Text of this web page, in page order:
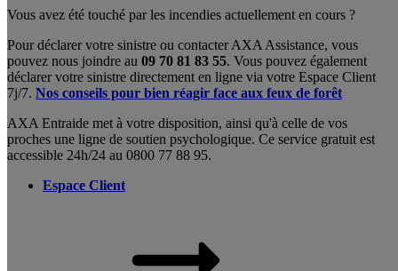
Vous avez été touché par les incendies actuellement en cours ?
Pour déclarer votre sinistre ou contacter AXA Assistance, vous
pouvez nous joindre au 09 70 81 83 55. Vous pouvez également
déclarer votre sinistre directement en ligne via votre Espace Client
7j/7. Nos conseils pour bien réagir face aux feux de forêt
AXA Entraide met à votre disposition, ainsi qu'à celle de vos
proches une ligne de soutien psychologique. Ce service gratuit est
accessible 24h/24 au 0800 77 88 95.
Espace Client